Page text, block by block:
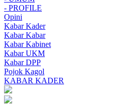
- PROFILE
Opini
Kabar Kader
Kabar Kabar
Kabar Kabinet
Kabar UKM
Kabar DPP
Pojok Kagol
KABAR KADER